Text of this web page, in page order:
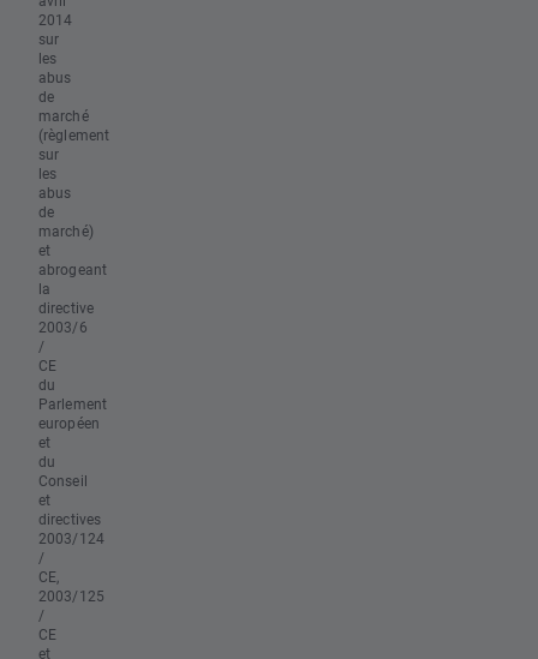
2014
sur
les
abus
de
marché
(règlement
sur
les
abus
de
marché)
et
abrogeant
la
directive
2003/6
/
CE
du
Parlement
européen
et
du
Conseil
et
directives
2003/124
/
CE,
2003/125
/
CE
et